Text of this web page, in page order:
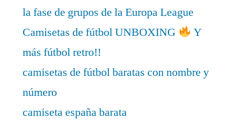
la fase de grupos de la Europa League
Camisetas de fútbol UNBOXING
Y
más fútbol retro!!
camisetas de fútbol baratas con nombre y
número
camiseta españa barata